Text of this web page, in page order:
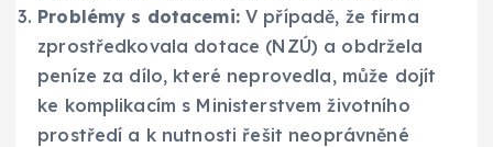
Problémy s dotacemi:V případě, že firma
zprostředkovala dotace (NZÚ) a obdržela
peníze za dílo, které neprovedla, může dojít
ke komplikacím s Ministerstvem životního
prostředí a k nutnosti řešit neoprávněné